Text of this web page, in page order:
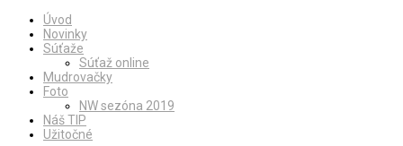
Úvod
Novinky
Súťaže
Súťaž online
Mudrovačky
Foto
NW sezóna 2019
Náš TIP
Užitočné